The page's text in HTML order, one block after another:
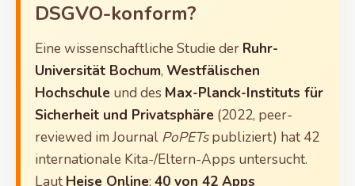
DSGVO-konform?
Eine wissenschaftliche Studie der Ruhr-
Universität Bochum, Westfälischen
Hochschule und des Max-Planck-Instituts für
Sicherheit und Privatsphäre (2022, peer-
reviewed im Journal PoPETspubliziert) hat 42
internationale Kita-/Eltern-Apps untersucht.
Laut Heise Online: 40 von 42 Apps